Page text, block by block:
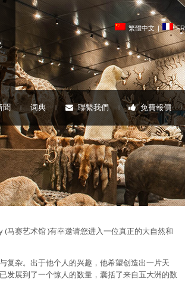
繁體中文 | FR
聞 词典 聯繫我們 免費報價 |
赛艺术馆 )有幸邀请您进入一位真正的大自然和
复杂。出于他个人的兴趣，他希望创造出一片天
发展到了一个惊人的数量，囊括了来自五大洲的数